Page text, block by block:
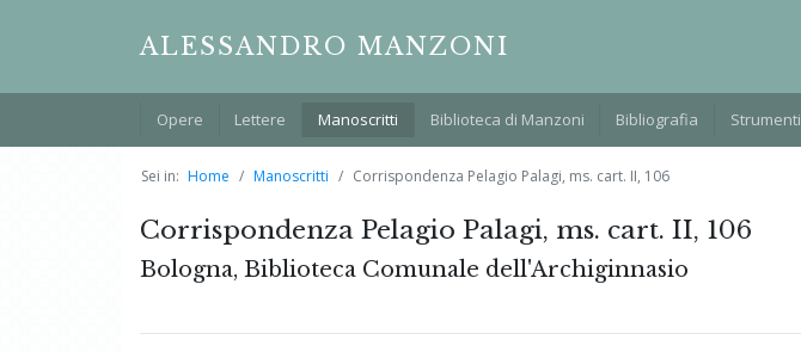
ALESSANDRO MANZONI
Opere Lettere Manoscritti Biblioteca di Manzoni Bibliografia Strumenti
Sei in: Home Manoscritti Corrispondenza Pelagio Palagi, ms. cart. II, 106
Corrispondenza Pelagio Palagi, ms. cart. II, 106
Bologna, Biblioteca Comunale dell'Archiginnasio